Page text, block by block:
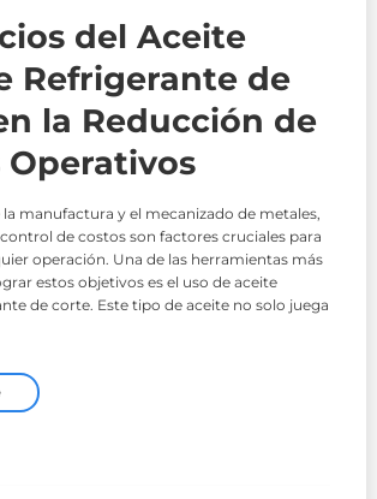
del Aceite
Refrigerante de
la Reducción de
Operativos
manufactura y el mecanizado de metales,
de costos son factores cruciales para
operación. Una de las herramientas más
estos objetivos es el uso de aceite
de corte. Este tipo de aceite no solo juega